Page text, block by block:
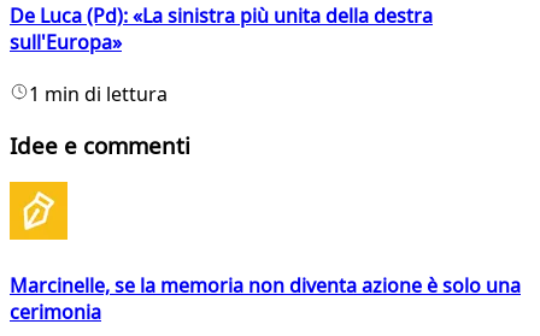
De Luca (Pd): «La sinistra più unita della destra
sull'Europa»
1 min di lettura
Idee e commenti
Marcinelle, se la memoria non diventa azione è solo una
cerimonia